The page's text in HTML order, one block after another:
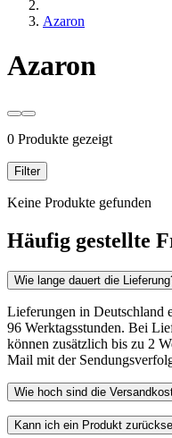
Azaron
Azaron
0 Produkte gezeigt
Filter
Keine Produkte gefunden
Häufig gestellte
Wie lange dauert die
Lieferungen in Deutschland
96 Werktagsstunden. Bei
können zusätzlich bis zu 2
Mail mit der
Wie hoch sind die
Kann ich ein Produkt